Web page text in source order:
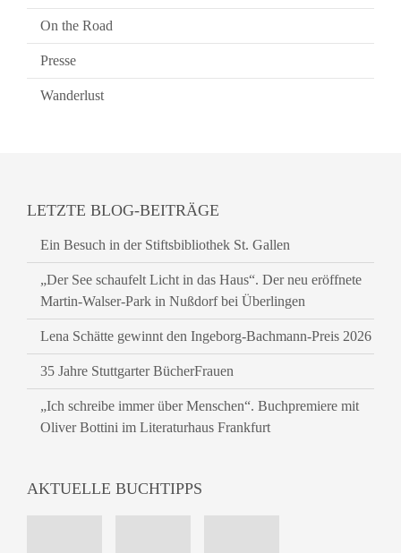
On the Road
Presse
Wanderlust
LETZTE BLOG-BEITRÄGE
Ein Besuch in der Stiftsbibliothek St. Gallen
„Der See schaufelt Licht in das Haus“. Der neu eröffnete
Martin-Walser-Park in Nußdorf bei Überlingen
Lena Schätte gewinnt den Ingeborg-Bachmann-Preis 2026
35 Jahre Stuttgarter BücherFrauen
„Ich schreibe immer über Menschen“. Buchpremiere mit
Oliver Bottini im Literaturhaus Frankfurt
AKTUELLE BUCHTIPPS